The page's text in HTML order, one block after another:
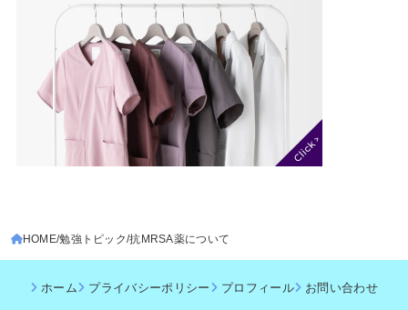
HOME 勉強トピック 抗MRSA薬について
ホーム プライバシーポリシー プロフィール お問い合わせ